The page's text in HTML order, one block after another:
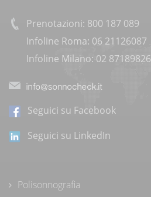
Prenotazioni: 800 187 089
Infoline Roma: 06 21126087
Infoline Milano: 02 87189826
Seguici su Facebook
Seguici su LinkedIn
Polisonnografia